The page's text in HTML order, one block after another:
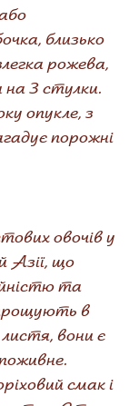
близько
рожева,
на 3 стулки.
опукле, з
порожні
овочів у
Азії, що
та
в
вони є
смак і